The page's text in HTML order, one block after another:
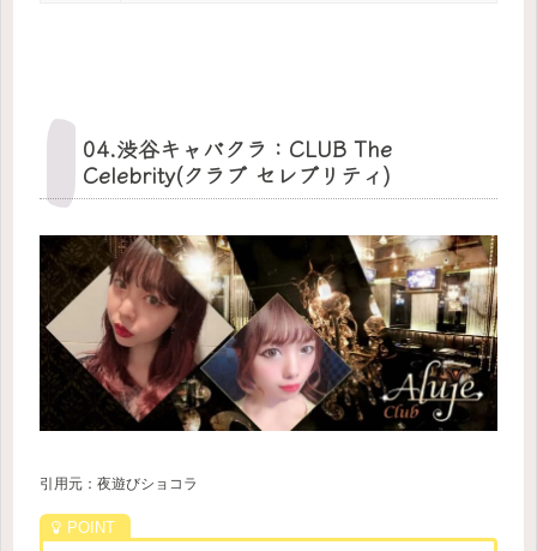
04.渋谷キャバクラ：CLUB The
Celebrity(クラブ セレブリティ)
引用元：夜遊びショコラ